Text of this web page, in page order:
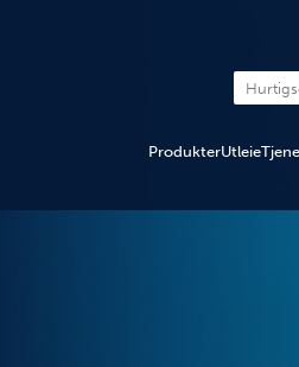
ProdukterUtleie